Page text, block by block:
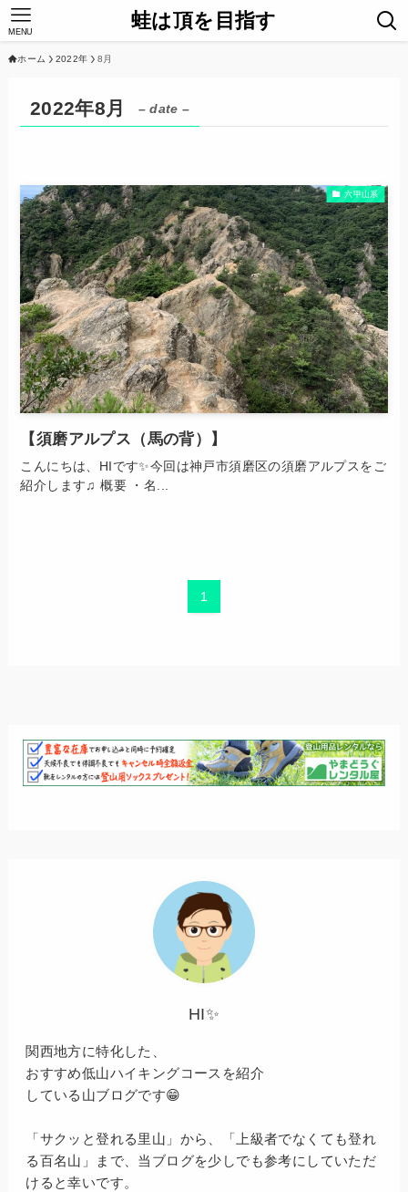
蛙は頂を目指す
MENU
ホーム 2022年 8月
2022年8月 – date –
六甲山系
【須磨アルプス（馬の背）】
こんにちは、HIです✨今回は神戸市須磨区の須磨アルプスをご
紹介します♫ 概要 ・名...
1
HI✨
関西地方に特化した、
おすすめ低山ハイキングコースを紹介
している山ブログです😁
「サクッと登れる里山」から、「上級者でなくても登れ
る百名山」まで、当ブログを少しでも参考にしていただ
けると幸いです。